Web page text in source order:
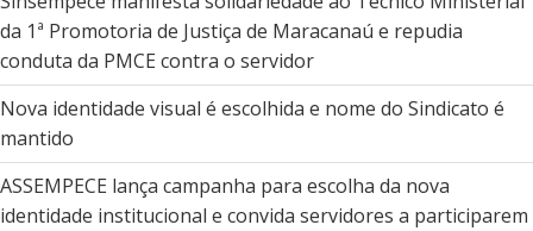
da 1ª Promotoria de Justiça de Maracanaú e repudia
conduta da PMCE contra o servidor
Nova identidade visual é escolhida e nome do Sindicato é
mantido
ASSEMPECE lança campanha para escolha da nova
identidade institucional e convida servidores a participarem